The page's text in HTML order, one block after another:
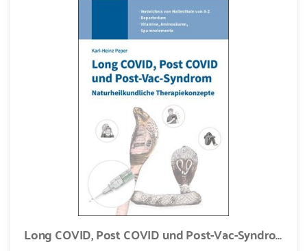
Long COVID, Post COVID und Post-Vac-Syndrom